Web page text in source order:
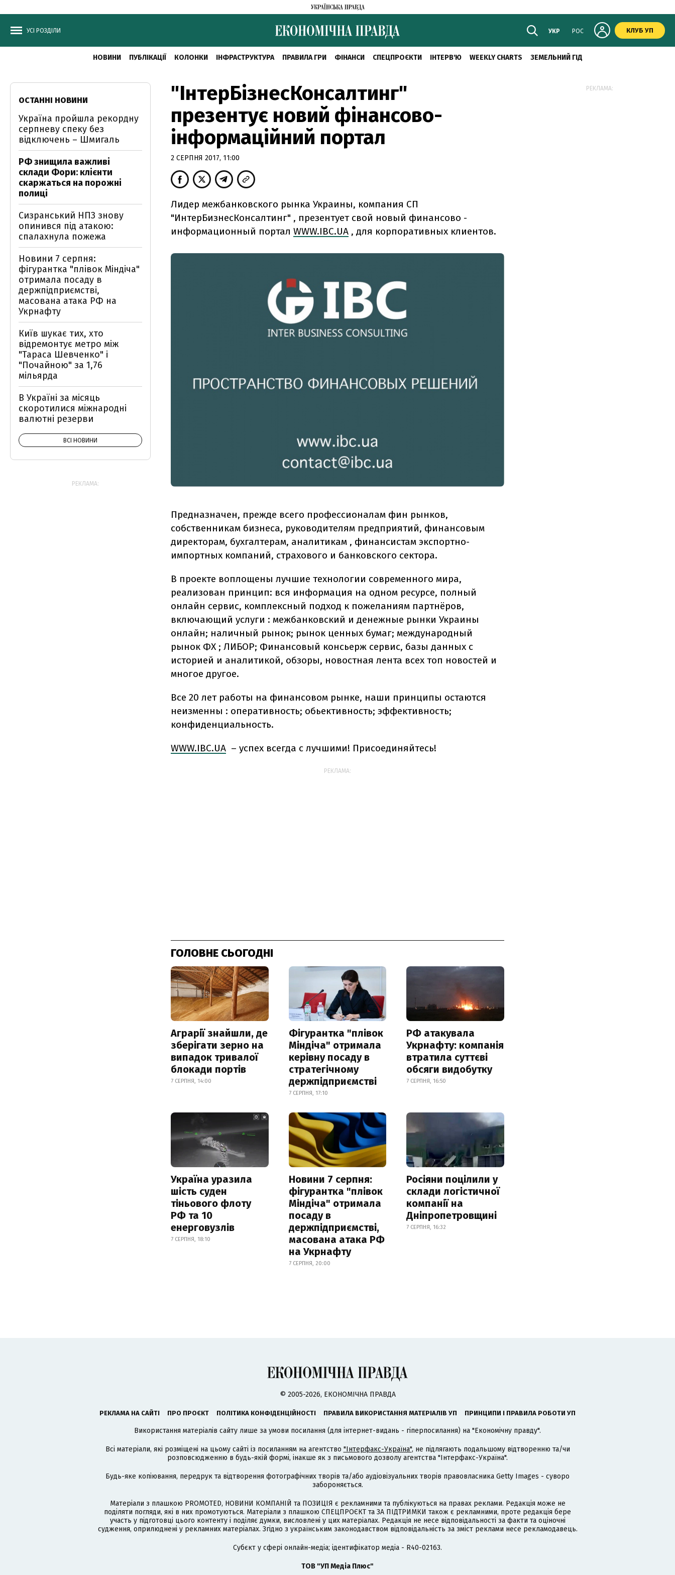
УСІ РОЗДІЛИ УКР РОС КЛУБ УП
НОВИНИ ПУБЛІКАЦІЇ КОЛОНКИ ІНФРАСТРУКТУРА ПРАВИЛА ГРИ ФІНАНСИ СПЕЦПРОЄКТИ ІНТЕРВ'Ю WEEKLY CHARTS ЗЕМЕЛЬНИЙ ГІД
"ІнтерБізнесКонсалтинг"
презентує новий фінансово-
інформаційний портал
2 СЕРПНЯ 2017, 11:00
Лидер межбанковского рынка Украины, компания СП
"ИнтерБизнесКонсалтинг" , презентует свой новый финансово -
информационный портал WWW.IBC.UA , для корпоративных клиентов.
Предназначен, прежде всего профессионалам фин рынков,
собственникам бизнеса, руководителям предприятий, финансовым
директорам, бухгалтерам, аналитикам , финансистам экспортно-
импортных компаний, страхового и банковского сектора.
В проекте воплощены лучшие технологии современного мира,
реализован принцип: вся информация на одном ресурсе, полный
онлайн сервис, комплексный подход к пожеланиям партнёров,
включающий услуги : межбанковский и денежные рынки Украины
онлайн; наличный рынок; рынок ценных бумаг; международный
рынок ФХ ; ЛИБОР; Финансовый консьерж сервис, базы данных с
историей и аналитикой, обзоры, новостная лента всех топ новостей и
многое другое.
Все 20 лет работы на финансовом рынке, наши принципы остаются
неизменны : оперативность; обьективность; эффективность;
конфиденциальность.
WWW.IBC.UA – успех всегда с лучшими! Присоединяйтесь!
РЕКЛАМА:
ГОЛОВНЕ СЬОГОДНІ
Аграрії знайшли, де
зберігати зерно на
випадок тривалої
блокади портів
7 СЕРПНЯ, 14:00
Фігурантка "плівок
Міндіча" отримала
керівну посаду в
стратегічному
держпідприємстві
7 СЕРПНЯ, 17:10
РФ атакувала
Укрнафту: компанія
втратила суттєві
обсяги видобутку
7 СЕРПНЯ, 16:50
Україна уразила
шість суден
тіньового флоту
РФ та 10
енерговузлів
7 СЕРПНЯ, 18:10
Новини 7 серпня:
фігурантка "плівок
Міндіча" отримала
посаду в
держпідприємстві,
масована атака РФ
на Укрнафту
7 СЕРПНЯ, 20:00
Росіяни поцілили у
склади логістичної
компанії на
Дніпропетровщині
7 СЕРПНЯ, 16:32
ОСТАННІ НОВИНИ
Україна пройшла рекордну
серпневу спеку без
відключень – Шмигаль
РФ знищила важливі
склади Фори: клієнти
скаржаться на порожні
полиці
Сизранський НПЗ знову
опинився під атакою:
спалахнула пожежа
Новини 7 серпня:
фігурантка "плівок Міндіча"
отримала посаду в
держпідприємстві,
масована атака РФ на
Укрнафту
Київ шукає тих, хто
відремонтує метро між
"Тараса Шевченко" і
"Почайною" за 1,76
мільярда
В Україні за місяць
скоротилися міжнародні
валютні резерви
ВСІ НОВИНИ
РЕКЛАМА:
РЕКЛАМА:
© 2005-2026, ЕКОНОМІЧНА ПРАВДА
РЕКЛАМА НА САЙТІ ПРО ПРОЄКТ ПОЛІТИКА КОНФІДЕНЦІЙНОСТІ ПРАВИЛА ВИКОРИСТАННЯ МАТЕРІАЛІВ УП ПРИНЦИПИ І ПРАВИЛА РОБОТИ УП
Використання матеріалів сайту лише за умови посилання (для інтернет-видань - гіперпосилання) на "Економічну правду".
Всі матеріали, які розміщені на цьому сайті із посиланням на агентство "Інтерфакс-Україна", не підлягають подальшому відтворенню та/чи
розповсюдженню в будь-якій формі, інакше як з письмового дозволу агентства "Інтерфакс-Україна".
Будь-яке копіювання, передрук та відтворення фотографічних творів та/або аудіовізуальних творів правовласника Getty Images - суворо
забороняється.
Матеріали з плашкою PROMOTED, НОВИНИ КОМПАНІЙ та ПОЗИЦІЯ є рекламними та публікуються на правах реклами. Редакція може не
поділяти погляди, які в них промотуються. Матеріали з плашкою СПЕЦПРОЄКТ та ЗА ПІДТРИМКИ також є рекламними, проте редакція бере
участь у підготовці цього контенту і поділяє думки, висловлені у цих матеріалах. Редакція не несе відповідальності за факти та оціночні
судження, оприлюднені у рекламних матеріалах. Згідно з українським законодавством відповідальність за зміст реклами несе рекламодавець.
Cубєкт у сфері онлайн-медіа; ідентифікатор медіа - R40-02163.
ТОВ "УП Медіа Плюс"